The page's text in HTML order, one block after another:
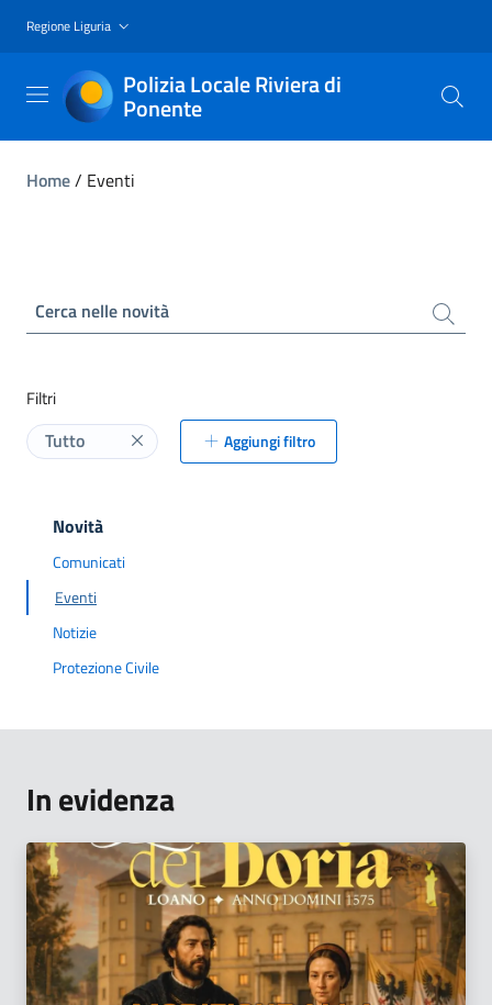
Regione Liguria
Polizia Locale Riviera di
Ponente
Home/ Eventi
Cerca nelle novità
Filtri
Tutto
Elimina label
Aggiungi filtro
Novità
Comunicati
Eventi
Notizie
Protezione Civile
In evidenza